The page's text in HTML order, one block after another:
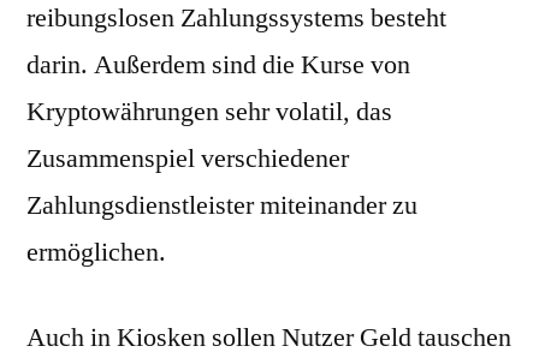
reibungslosen Zahlungssystems besteht
darin. Außerdem sind die Kurse von
Kryptowährungen sehr volatil, das
Zusammenspiel verschiedener
Zahlungsdienstleister miteinander zu
ermöglichen.
Auch in Kiosken sollen Nutzer Geld tauschen